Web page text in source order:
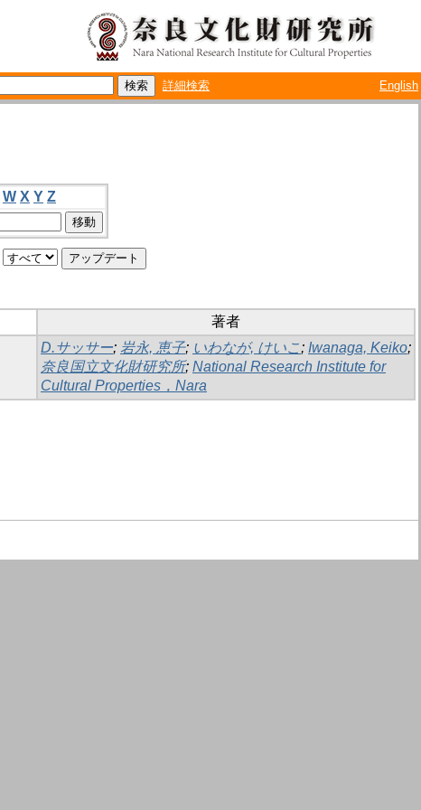
詳細検索 English
W X Y Z
著者
D.サッサー; 岩永, 恵子; いわなが, けいこ; Iwanaga, Keiko;
奈良国立文化財研究所; National Research Institute for
Cultural Properties，Nara